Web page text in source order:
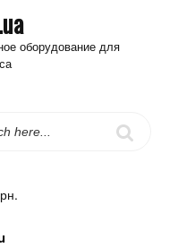
оборудование для